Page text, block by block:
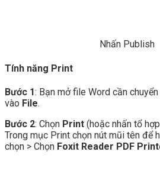
Nhấn Publish
Tính năng Print
Bước 1: Bạn mở file Word cần
vào File.
Bước 2: Chọn Print (hoặc nhấn tổ
Trong mục Print chọn nút mũi tên để
chọn > Chọn Foxit Reader PDF